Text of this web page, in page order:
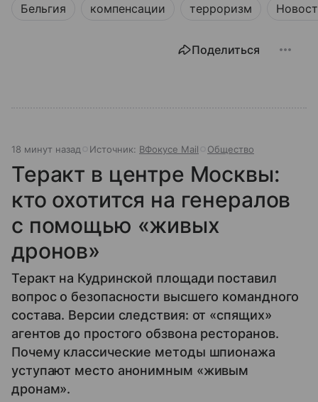
Бельгия компенсации терроризм
Поделиться
18 минут назад Источник: ВФокусе Mail Общество
Теракт в центре Москвы:
кто охотится на генералов
с помощью «живых
дронов»
Теракт на Кудринской площади поставил
вопрос о безопасности высшего командного
состава. Версии следствия: от «спящих»
агентов до простого обзвона ресторанов.
Почему классические методы шпионажа
уступают место анонимным «живым
дронам».